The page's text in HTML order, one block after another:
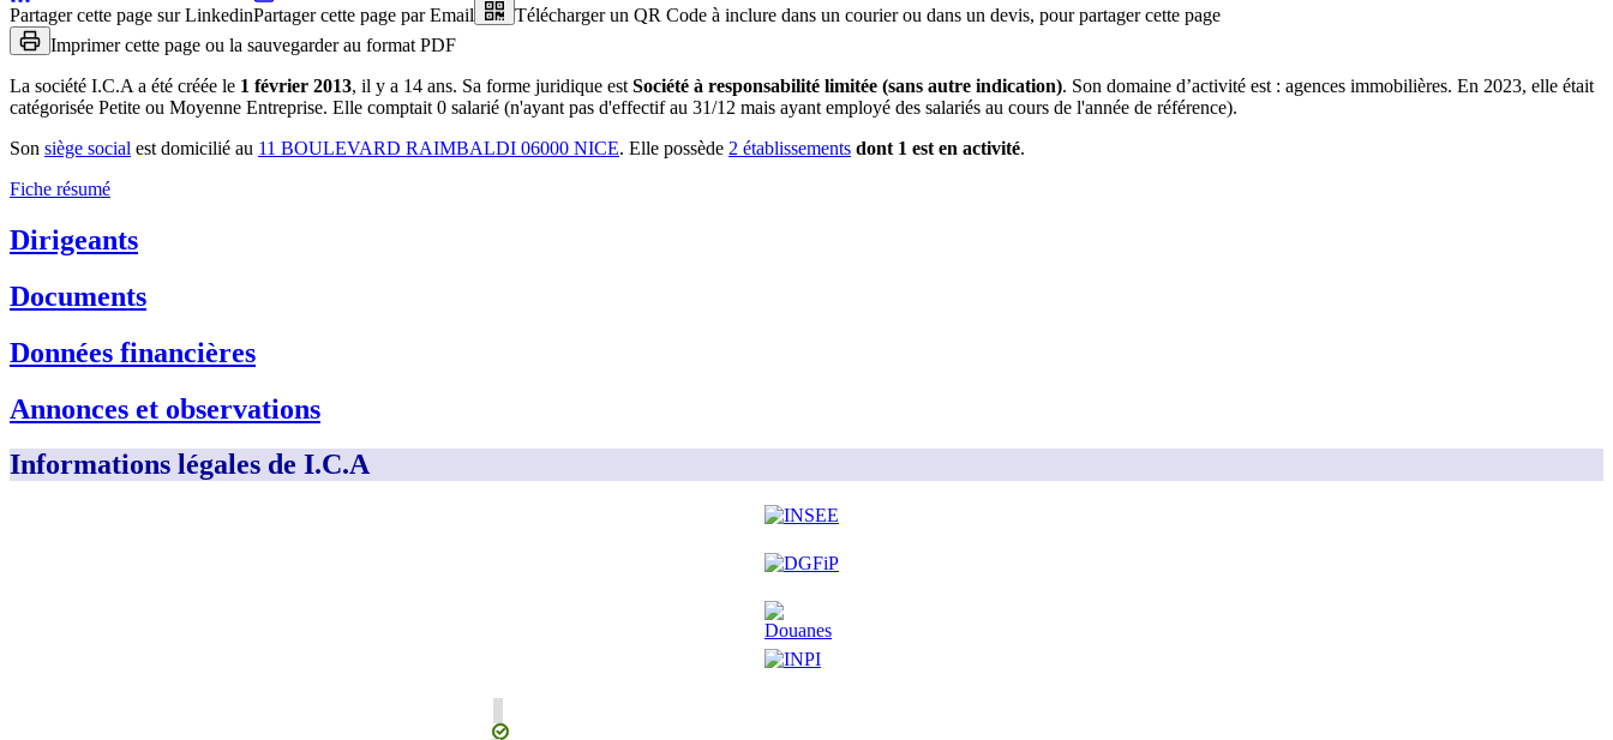
Partager cette page sur LinkedinPartager cette page par Email
Télécharger un QR Code à inclure dans un courier ou dans un devis, pour partager cette page
Imprimer cette page ou la sauvegarder au format PDF
La société I.C.A a été créée le 1 février 2013, il y a 14 ans. Sa forme juridique est Société à responsabilité limitée (sans autre indication). Son domaine d’activité est : agences immobilières. En 2023, elle était
catégorisée Petite ou Moyenne Entreprise. Elle comptait 0 salarié (n'ayant pas d'effectif au 31/12 mais ayant employé des salariés au cours de l'année de référence).
Son siège social est domicilié au 11 BOULEVARD RAIMBALDI 06000 NICE. Elle possède 2 établissements dont 1 est en activité.
Fiche résumé
Dirigeants
Documents
Données financières
Annonces et observations
Informations légales de I.C.A